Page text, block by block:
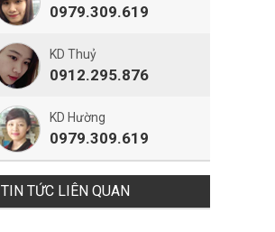
0979.309.619
KD Thuỷ
0912.295.876
KD Hường
0979.309.619
TIN TỨC LIÊN QUAN